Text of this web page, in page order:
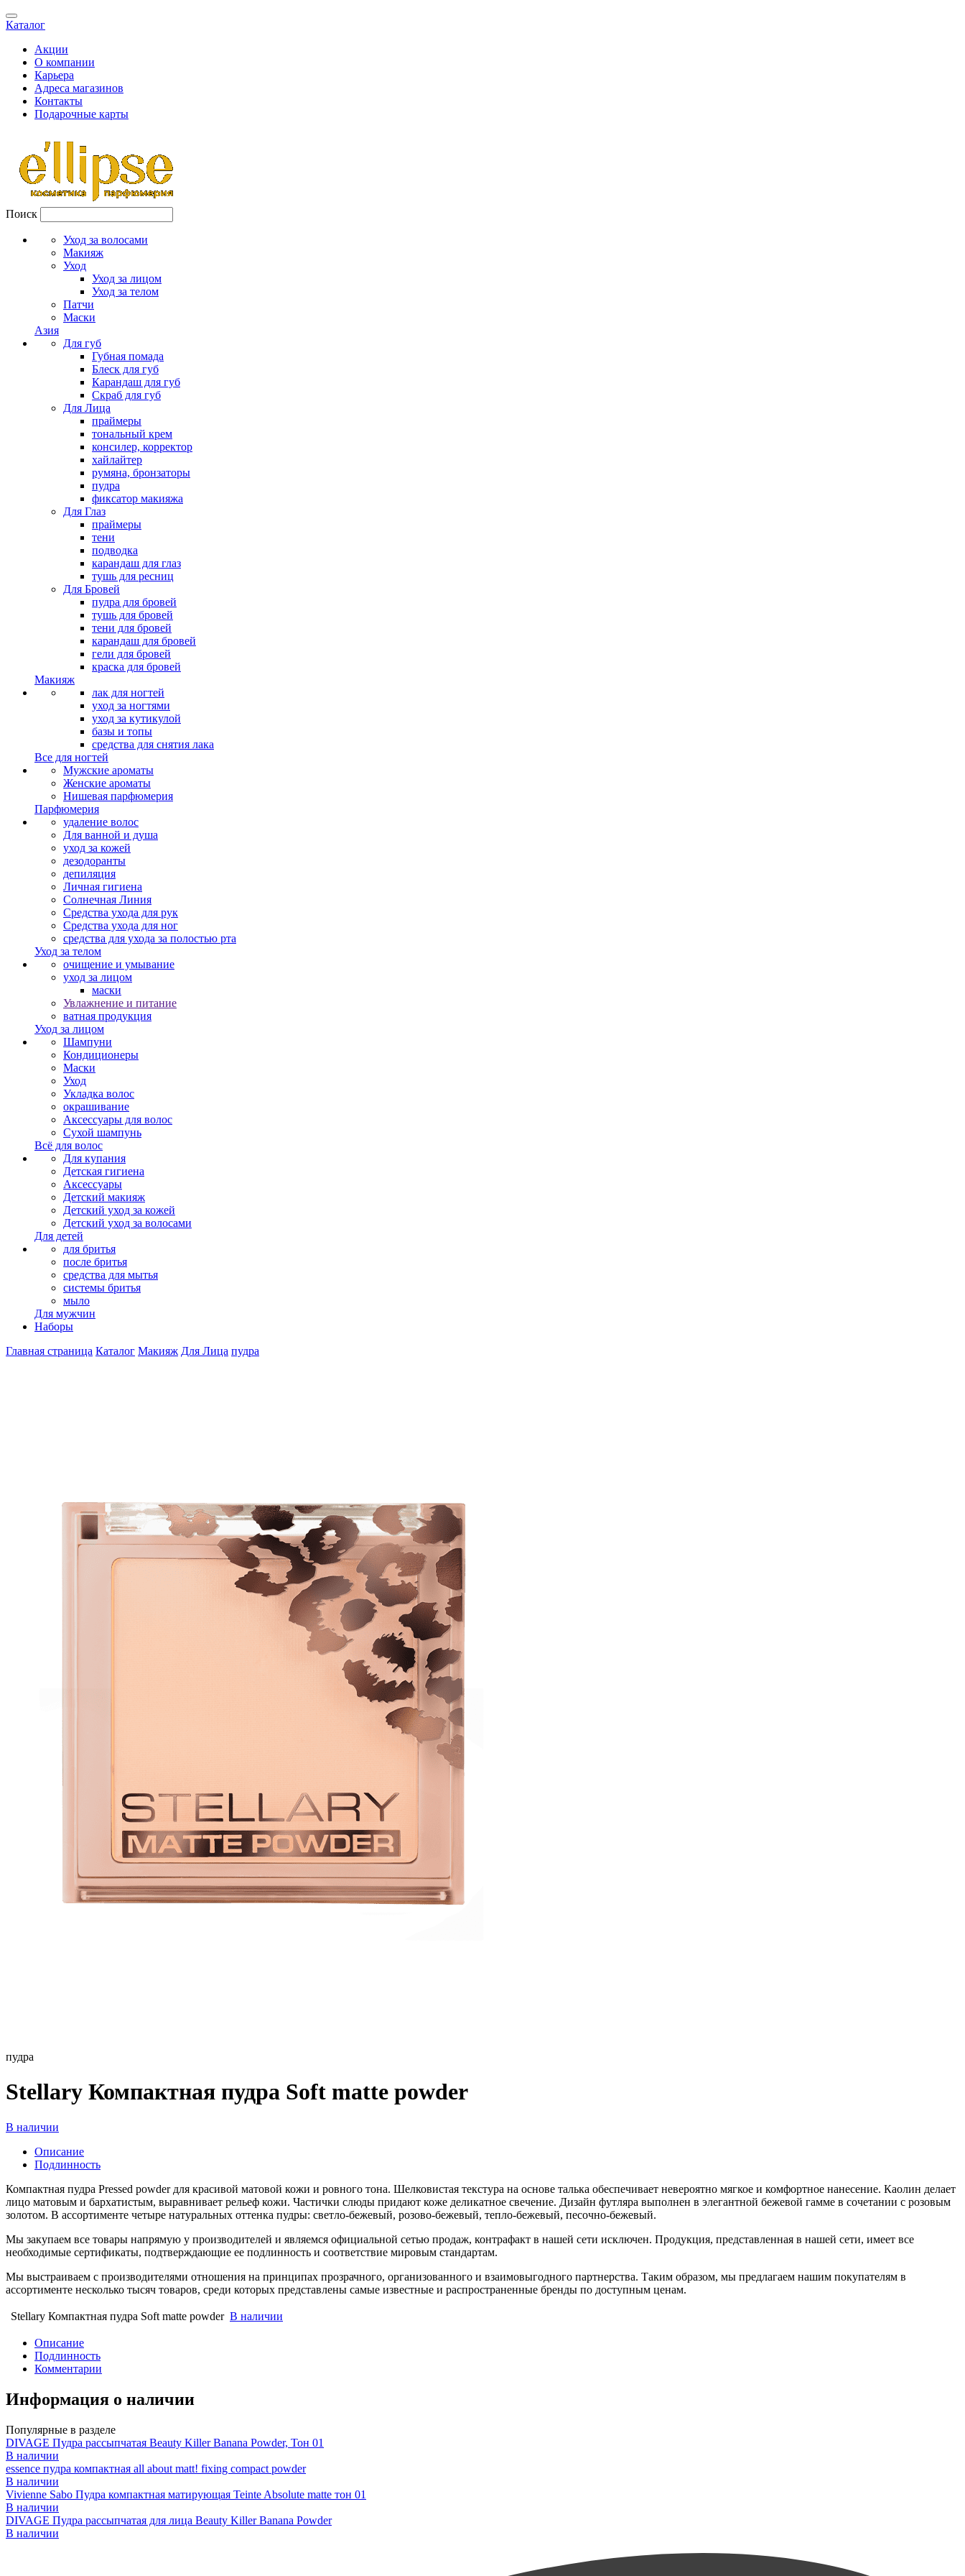
Каталог
Акции
О компании
Карьера
Адреса магазинов
Контакты
Подарочные карты
Поиск
Уход за волосами
Макияж
Уход
Уход за лицом
Уход за телом
Патчи
Маски
Азия
Для губ
Губная помада
Блеск для губ
Карандаш для губ
Скраб для губ
Для Лица
праймеры
тональный крем
консилер, корректор
хайлайтер
румяна, бронзаторы
пудра
фиксатор макияжа
Для Глаз
праймеры
тени
подводка
карандаш для глаз
тушь для ресниц
Для Бровей
пудра для бровей
тушь для бровей
тени для бровей
карандаш для бровей
гели для бровей
краска для бровей
Макияж
лак для ногтей
уход за ногтями
уход за кутикулой
базы и топы
средства для снятия лака
Все для ногтей
Мужские ароматы
Женские ароматы
Нишевая парфюмерия
Парфюмерия
удаление волос
Для ванной и душа
уход за кожей
дезодоранты
депиляция
Личная гигиена
Солнечная Линия
Средства ухода для рук
Средства ухода для ног
средства для ухода за полостью рта
Уход за телом
очищение и умывание
уход за лицом
маски
Увлажнение и питание
ватная продукция
Уход за лицом
Шампуни
Кондиционеры
Маски
Уход
Укладка волос
окрашивание
Аксессуары для волос
Сухой шампунь
Всё для волос
Для купания
Детская гигиена
Аксессуары
Детский макияж
Детский уход за кожей
Детский уход за волосами
Для детей
для бритья
после бритья
средства для мытья
системы бритья
мыло
Для мужчин
Наборы
Главная страница Каталог Макияж Для Лица пудра
пудра
Stellary Компактная пудра Soft matte powder
В наличии
Описание
Подлинность
Компактная пудра Pressed powder для красивой матовой кожи и ровного тона. Шелковистая текстура на основе талька обеспечивает невероятно мягкое и комфортное нанесение. Каолин делает
лицо матовым и бархатистым, выравнивает рельеф кожи. Частички слюды придают коже деликатное свечение. Дизайн футляра выполнен в элегантной бежевой гамме в сочетании с розовым
золотом. В ассортименте четыре натуральных оттенка пудры: светло-бежевый, розово-бежевый, тепло-бежевый, песочно-бежевый.
Мы закупаем все товары напрямую у производителей и являемся официальной сетью продаж, контрафакт в нашей сети исключен. Продукция, представленная в нашей сети, имеет все
необходимые сертификаты, подтверждающие ее подлинность и соответствие мировым стандартам.
Мы выстраиваем с производителями отношения на принципах прозрачного, организованного и взаимовыгодного партнерства. Таким образом, мы предлагаем нашим покупателям в
ассортименте несколько тысяч товаров, среди которых представлены самые известные и распространенные бренды по доступным ценам.
Stellary Компактная пудра Soft matte powder В наличии
Описание
Подлинность
Комментарии
Информация о наличии
Популярные в разделе
DIVAGE Пудра рассыпчатая Beauty Killer Banana Powder, Тон 01
В наличии
essence пудра компактная all about matt! fixing compact powder
В наличии
Vivienne Sabo Пудра компактная матирующая Teinte Absolute matte тон 01
В наличии
DIVAGE Пудра рассыпчатая для лица Beauty Killer Banana Powder
В наличии